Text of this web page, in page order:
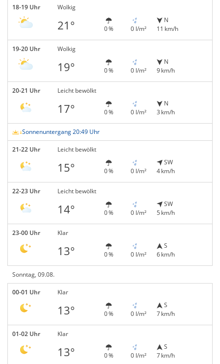
18-19 Uhr Wolkig
21° 0 % 0 l/m²
N
11 km/h
19-20 Uhr Wolkig
19° 0 % 0 l/m²
N
9 km/h
20-21 Uhr Leicht bewölkt
17° 0 % 0 l/m²
N
3 km/h
Sonnenuntergang 20:49 Uhr
21-22 Uhr Leicht bewölkt
15° 0 % 0 l/m²
SW
4 km/h
22-23 Uhr Leicht bewölkt
14° 0 % 0 l/m²
SW
5 km/h
23-00 Uhr Klar
13° 0 % 0 l/m²
S
6 km/h
Sonntag, 09.08.
00-01 Uhr Klar
13° 0 % 0 l/m²
S
7 km/h
01-02 Uhr Klar
13° 0 % 0 l/m²
S
7 km/h